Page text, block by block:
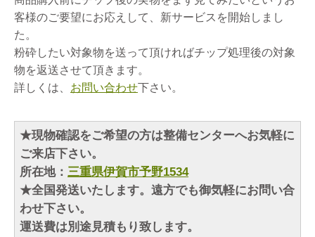
客様のご要望にお応えして、新サービスを開始しまし
た。
粉砕したい対象物を送って頂ければチップ処理後の対象
物を返送させて頂きます。
詳しくは、 お問い合わせ下さい。
★現物確認をご希望の方は整備センターへお気軽に
ご来店下さい。
所在地： 三重県伊賀市予野1534
★全国発送いたします。遠方でも御気軽にお問い合
わせ下さい。
運送費は別途見積もり致します。